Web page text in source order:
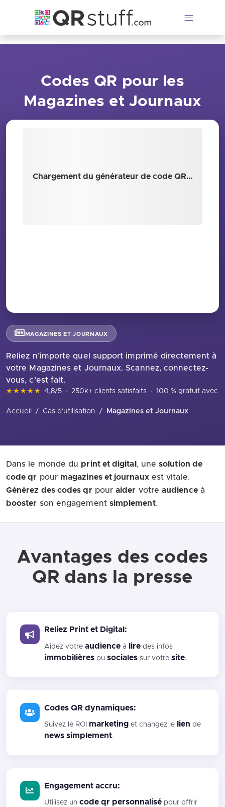
Codes QR pour les
Magazines et Journaux
Chargement du générateur de code QR…
MAGAZINES ET JOURNAUX
Reliez n’importe quel support imprimé directement à
votre Magazines et Journaux. Scannez, connectez-
vous, c’est fait.
★★★★★ 4,8/5 · 250k+ clients satisfaits · 100 % gratuit avec
Accueil / Cas d'utilisation / Magazines et Journaux
Dans le monde du print et digital , unesolution de
code qr pour magazines et journauxest vitale.
Générez des codes qrpouraider votreaudienceà
booster son engagement simplement.
Avantages des codes
QR dans la presse
Reliez Print et Digital:
Aidez votreaudience à lire des infos
immobilières ousociales sur votresite.
Codes QR dynamiques:
Suivez le ROI marketing et changez le lien de
news simplement.
Engagement accru:
Utilisez uncode qr personnalisé pour offrir